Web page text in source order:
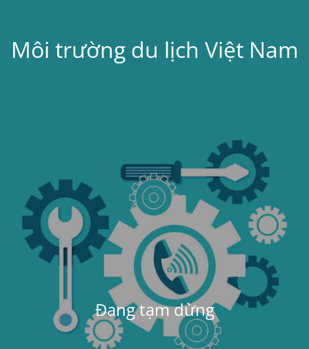
Môi trường du lịch Việt Nam
Đang tạm dừng